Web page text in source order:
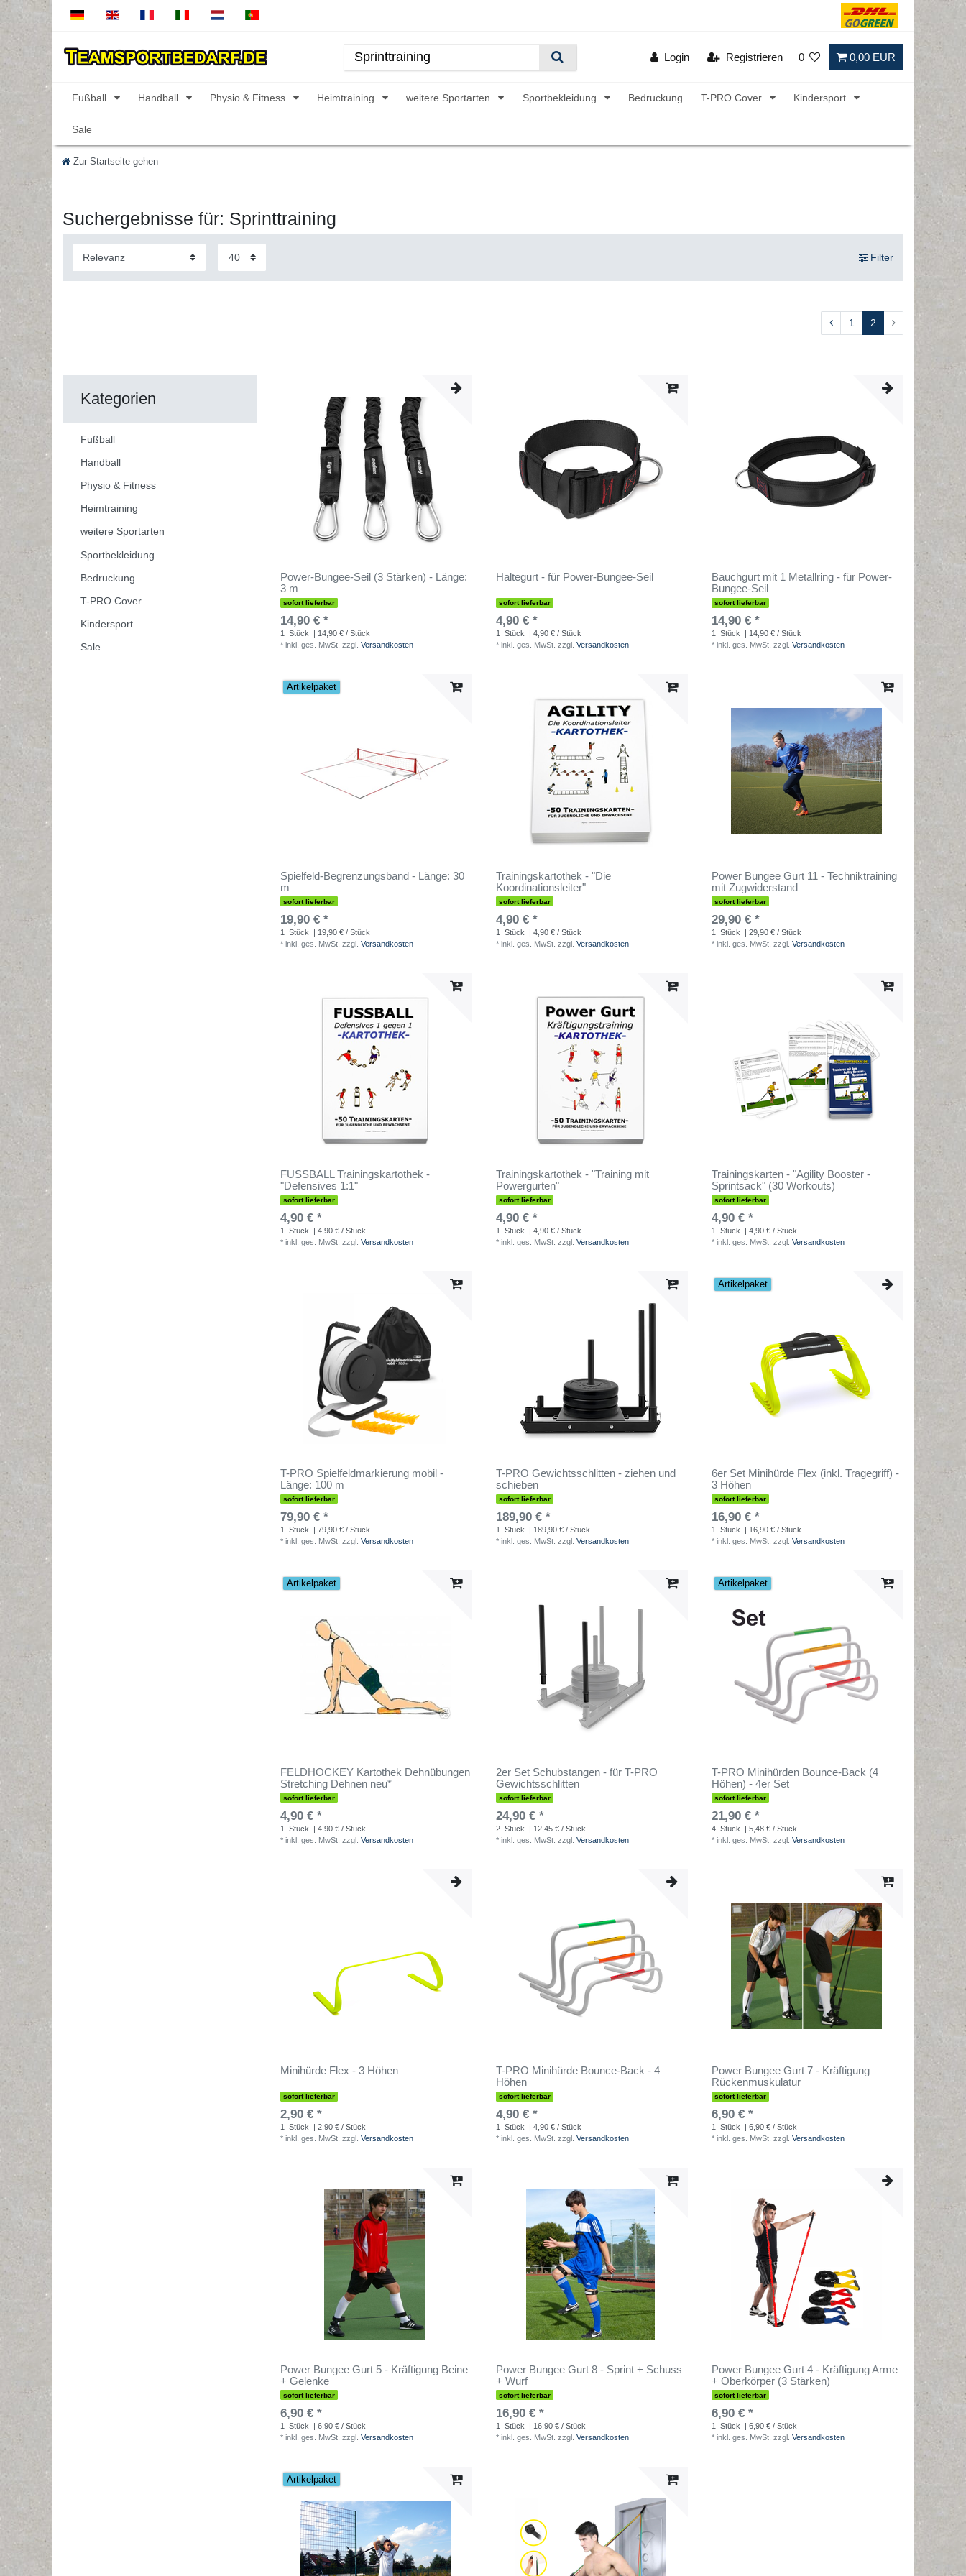
Login Registrieren 0 0,00 EUR
Fußball Handball Physio & Fitness Heimtraining weitere Sportarten Sportbekleidung Bedruckung T-PRO Cover Kindersport
Sale
Zur Startseite gehen
Suchergebnisse für: Sprinttraining
Filter
1 2
Kategorien
Fußball
Handball
Physio & Fitness
Heimtraining
weitere Sportarten
Sportbekleidung
Bedruckung
T-PRO Cover
Kindersport
Sale
Power-Bungee-Seil (3 Stärken) - Länge:
3 m
sofort lieferbar
14,90 € *
1 Stück
| 14,90 € / Stück
* inkl. ges. MwSt. zzgl. Versandkosten
Haltegurt - für Power-Bungee-Seil
sofort lieferbar
4,90 € *
1 Stück
| 4,90 € / Stück
* inkl. ges. MwSt. zzgl. Versandkosten
Bauchgurt mit 1 Metallring - für Power-
Bungee-Seil
sofort lieferbar
14,90 € *
1 Stück
| 14,90 € / Stück
* inkl. ges. MwSt. zzgl. Versandkosten
Artikelpaket
Spielfeld-Begrenzungsband - Länge: 30
m
sofort lieferbar
19,90 € *
1 Stück
| 19,90 € / Stück
* inkl. ges. MwSt. zzgl. Versandkosten
Trainingskartothek - "Die
Koordinationsleiter"
sofort lieferbar
4,90 € *
1 Stück
| 4,90 € / Stück
* inkl. ges. MwSt. zzgl. Versandkosten
Power Bungee Gurt 11 - Techniktraining
mit Zugwiderstand
sofort lieferbar
29,90 € *
1 Stück
| 29,90 € / Stück
* inkl. ges. MwSt. zzgl. Versandkosten
FUSSBALL Trainingskartothek -
"Defensives 1:1"
sofort lieferbar
4,90 € *
1 Stück
| 4,90 € / Stück
* inkl. ges. MwSt. zzgl. Versandkosten
Trainingskartothek - "Training mit
Powergurten"
sofort lieferbar
4,90 € *
1 Stück
| 4,90 € / Stück
* inkl. ges. MwSt. zzgl. Versandkosten
Trainingskarten - "Agility Booster -
Sprintsack" (30 Workouts)
sofort lieferbar
4,90 € *
1 Stück
| 4,90 € / Stück
* inkl. ges. MwSt. zzgl. Versandkosten
T-PRO Spielfeldmarkierung mobil -
Länge: 100 m
sofort lieferbar
79,90 € *
1 Stück
| 79,90 € / Stück
* inkl. ges. MwSt. zzgl. Versandkosten
T-PRO Gewichtsschlitten - ziehen und
schieben
sofort lieferbar
189,90 € *
1 Stück
| 189,90 € / Stück
* inkl. ges. MwSt. zzgl. Versandkosten
Artikelpaket
6er Set Minihürde Flex (inkl. Tragegriff) -
3 Höhen
sofort lieferbar
16,90 € *
1 Stück
| 16,90 € / Stück
* inkl. ges. MwSt. zzgl. Versandkosten
Artikelpaket
FELDHOCKEY Kartothek Dehnübungen
Stretching Dehnen neu*
sofort lieferbar
4,90 € *
1 Stück
| 4,90 € / Stück
* inkl. ges. MwSt. zzgl. Versandkosten
2er Set Schubstangen - für T-PRO
Gewichtsschlitten
sofort lieferbar
24,90 € *
2 Stück
| 12,45 € / Stück
* inkl. ges. MwSt. zzgl. Versandkosten
Artikelpaket
T-PRO Minihürden Bounce-Back (4
Höhen) - 4er Set
sofort lieferbar
21,90 € *
4 Stück
| 5,48 € / Stück
* inkl. ges. MwSt. zzgl. Versandkosten
Minihürde Flex - 3 Höhen
sofort lieferbar
2,90 € *
1 Stück
| 2,90 € / Stück
* inkl. ges. MwSt. zzgl. Versandkosten
T-PRO Minihürde Bounce-Back - 4
Höhen
sofort lieferbar
4,90 € *
1 Stück
| 4,90 € / Stück
* inkl. ges. MwSt. zzgl. Versandkosten
Power Bungee Gurt 7 - Kräftigung
Rückenmuskulatur
sofort lieferbar
6,90 € *
1 Stück
| 6,90 € / Stück
* inkl. ges. MwSt. zzgl. Versandkosten
Power Bungee Gurt 5 - Kräftigung Beine
+ Gelenke
sofort lieferbar
6,90 € *
1 Stück
| 6,90 € / Stück
* inkl. ges. MwSt. zzgl. Versandkosten
Power Bungee Gurt 8 - Sprint + Schuss
+ Wurf
sofort lieferbar
16,90 € *
1 Stück
| 16,90 € / Stück
* inkl. ges. MwSt. zzgl. Versandkosten
Power Bungee Gurt 4 - Kräftigung Arme
+ Oberkörper (3 Stärken)
sofort lieferbar
6,90 € *
1 Stück
| 6,90 € / Stück
* inkl. ges. MwSt. zzgl. Versandkosten
Artikelpaket